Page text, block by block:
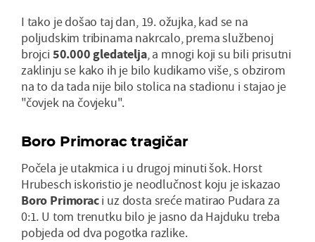
I tako je došao taj dan, 19. ožujka, kad se na
poljudskim tribinama nakrcalo, prema službenoj
brojci 50.000 gledatelja, a mnogi koji su bili prisutni
zaklinju se kako ih je bilo kudikamo više, s obzirom
na to da tada nije bilo stolica na stadionu i stajao je
"čovjek na čovjeku".
Boro Primorac tragičar
Počela je utakmica i u drugoj minuti šok. Horst
Hrubesch iskoristio je neodlučnost koju je iskazao
Boro Primoraci uz dosta sreće matirao Pudara za
0:1. U tom trenutku bilo je jasno da Hajduku treba
pobjeda od dva pogotka razlike.